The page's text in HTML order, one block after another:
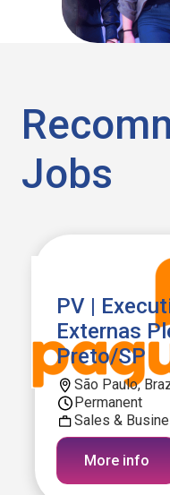
Jobs
PV |
Externas
Preto/SP
São Paulo,
Permanent
Sales &
More info